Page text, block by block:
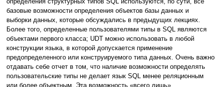
базовые возможности определения объектов базы данных и
выборки данных, которые обсуждались в предыдущих лекциях.
Более того, определенные пользователями типы в SQL являются
объектами первого класса; UDT можно использовать в любой
конструкции языка, в которой допускается применение
предопределенного или конструируемого типа данных. Очень важно
отдавать себе отчет в том, что наличие возможности определять
пользовательские типы не делает язык SQL менее реляционным
или более объектным. Эта возможность «всего лишь»